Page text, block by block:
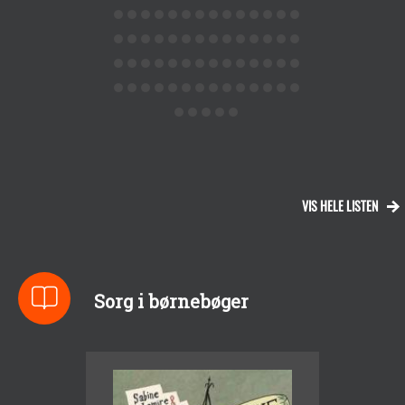
VIS HELE LISTEN
Sorg i børnebøger